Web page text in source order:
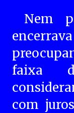
Nem
faixa
com